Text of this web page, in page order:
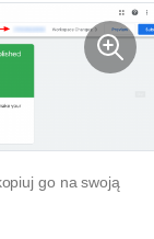
go na swoją